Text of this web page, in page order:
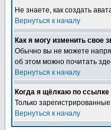
Не знаете, как создать
Вернуться к началу
Как я могу изменить свое
Обычно вы не можете
об этом можно почитать
Вернуться к началу
Когда я щёлкаю по ссылке
Только
Вернуться к началу